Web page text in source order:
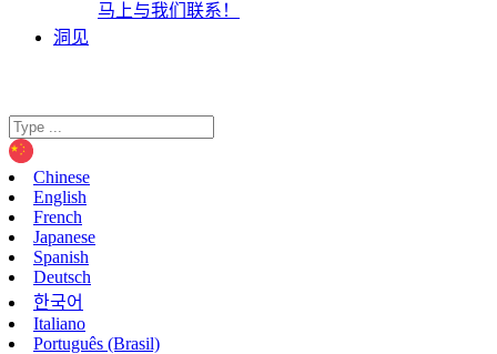
马上与我们联系！
洞见
Chinese
English
French
Japanese
Spanish
Deutsch
한국어
Italiano
Português (Brasil)